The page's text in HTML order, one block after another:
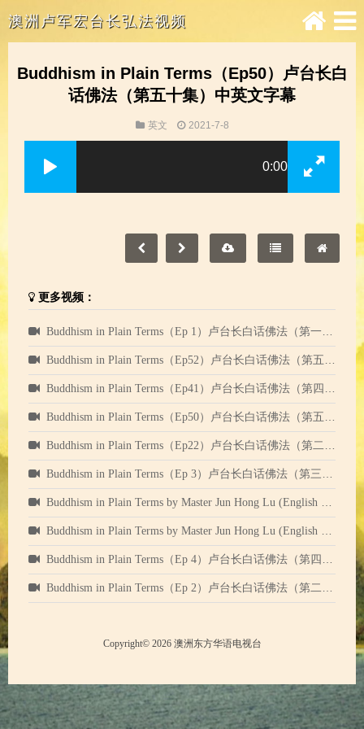
澳洲卢军宏台长弘法视频
Buddhism in Plain Terms（Ep50）卢台长白
话佛法（第五十集）中英文字幕
英文 2021-7-8
0:00
更多视频：
Buddhism in Plain Terms（Ep 1）卢台长白话佛法（第一集）中英文字幕
Buddhism in Plain Terms（Ep52）卢台长白话佛法（第五十二集）中英文字幕
Buddhism in Plain Terms（Ep41）卢台长白话佛法（第四十一集）中英文字幕
Buddhism in Plain Terms（Ep50）卢台长白话佛法（第五十集）中英文字幕
Buddhism in Plain Terms（Ep22）卢台长白话佛法（第二十二集）中英文字幕
​Buddhism in Plain Terms（Ep 3）卢台长白话佛法（第三集）中英文字幕
Buddhism in Plain Terms by Master Jun Hong Lu (English subtitle) Episode 12 卢台长白话佛法（第十二集）中英字幕
Buddhism in Plain Terms by Master Jun Hong Lu (English subtitle) Episode 9 卢台长白话佛法（第九集）中英字幕
Buddhism in Plain Terms（Ep 4）卢台长白话佛法（第四集）中英文字幕
​Buddhism in Plain Terms（Ep 2）卢台长白话佛法（第二集）中英文字幕
Copyright© 2026 澳洲东方华语电视台